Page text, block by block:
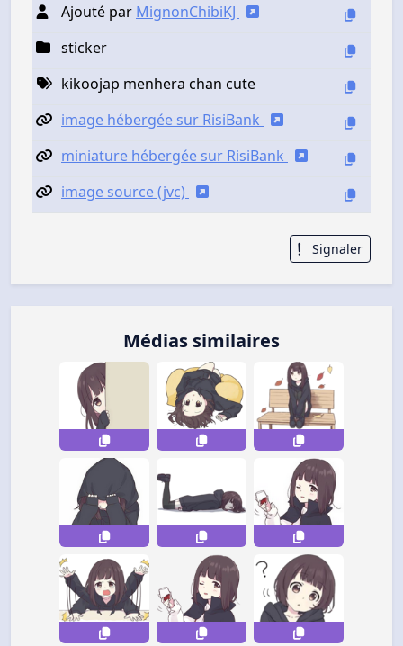
Ajouté par MignonChibiKJ
sticker
kikoojap menhera chan cute
image hébergée sur RisiBank
miniature hébergée sur RisiBank
image source (jvc)
Signaler
Médias similaires